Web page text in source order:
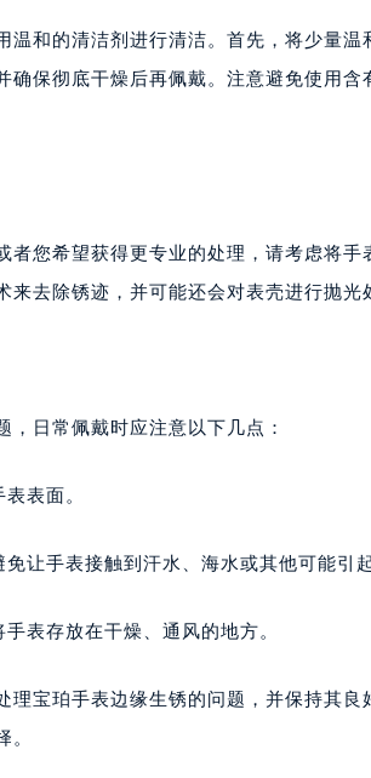
温和的清洁剂进行清洁。首先，将少量
确保彻底干燥后再佩戴。注意避免使用
者您希望获得更专业的处理，请考虑将
来去除锈迹，并可能还会对表壳进行抛光
，日常佩戴时应注意以下几点：
表面。
让手表接触到汗水、海水或其他可能引
表存放在干燥、通风的地方。
理宝珀手表边缘生锈的问题，并保持其良
。